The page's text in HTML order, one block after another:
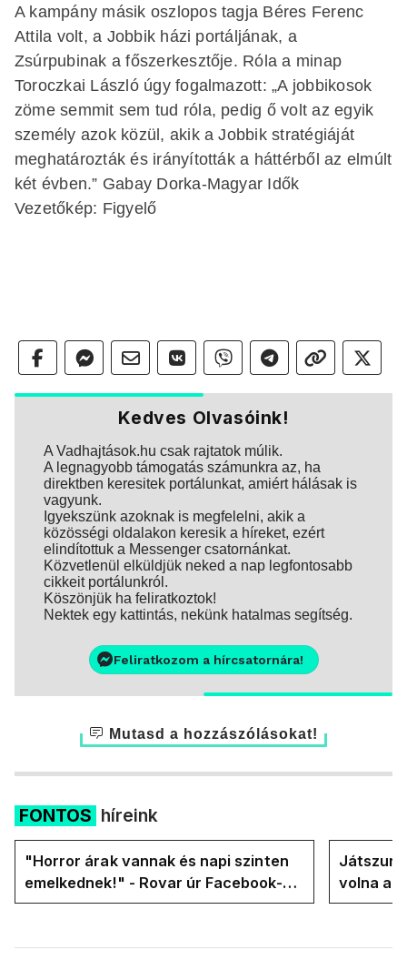
A kampány másik oszlopos tagja Béres Ferenc
Attila volt, a Jobbik házi portáljának, a
Zsúrpubinak a főszerkesztője. Róla a minap
Toroczkai László úgy fogalmazott: „A jobbikosok
zöme semmit sem tud róla, pedig ő volt az egyik
személy azok közül, akik a Jobbik stratégiáját
meghatározták és irányították a háttérből az elmúlt
két évben.” Gabay Dorka-Magyar Idők
Vezetőkép: Figyelő
Kedves Olvasóink!
A Vadhajtások.hu csak rajtatok múlik.
A legnagyobb támogatás számunkra az, ha
direktben keresitek portálunkat, amiért hálásak is
vagyunk.
Igyekszünk azoknak is megfelelni, akik a
közösségi oldalakon keresik a híreket, ezért
elindítottuk a Messenger csatornánkat.
Közvetlenül elküldjük neked a nap legfontosabb
cikkeit portálunkról.
Köszönjük ha feliratkoztok!
Nektek egy kattintás, nekünk hatalmas segítség.
Feliratkozom a hírcsatornára!
Mutasd a hozzászólásokat!
FONTOS híreink
"Horror árak vannak és napi szinten
emelkednek!" - Rovar úr Facebook-
oldalán lázadnak a Tiszások
volna az